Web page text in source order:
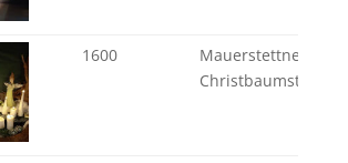
1600
Mauerstettner
Christbaumstadel